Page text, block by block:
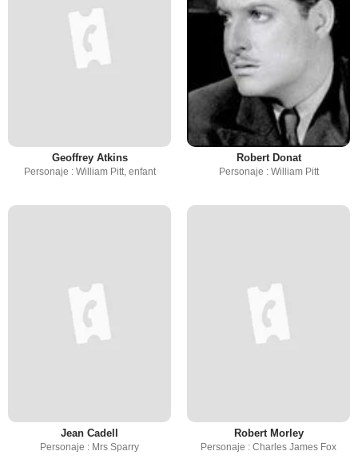
Geoffrey Atkins
Personaje : William Pitt, enfant
Robert Donat
Personaje : William Pitt
Jean Cadell
Personaje : Mrs Sparry
Robert Morley
Personaje : Charles James Fox